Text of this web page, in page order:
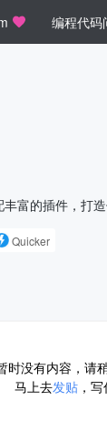
编程代码
富的插件，打造
Quicker
时没有内容，请
马上去发贴 ，